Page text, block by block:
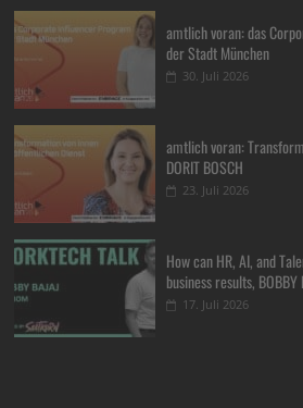
amtlich voran: das
der Stadt München
30. Juli 2026
amtlich voran:
DORIT BOSCH
23. Juli 2026
How can HR, AI, and
business results, BOBBY
17. Juli 2026